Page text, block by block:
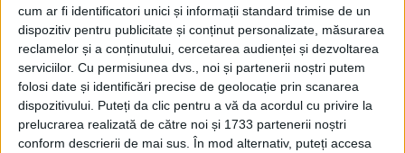
cum ar fi identificatori unici și informații standard trimise de un
dispozitiv pentru publicitate și conținut personalizate, măsurarea
reclamelor și a conținutului, cercetarea audienței și dezvoltarea
serviciilor. Cu permisiunea dvs., noi și partenerii noștri putem
folosi date și identificări precise de geolocație prin scanarea
dispozitivului. Puteți da clic pentru a vă da acordul cu privire la
prelucrarea realizată de către noi și 1733 partenerii noștri
conform descrierii de mai sus. În mod alternativ, puteți accesa